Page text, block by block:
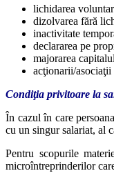
lichidarea
dizolvarea fără
inactivitate
declararea pe
majorarea
acţionarii/asociaţii
Condiţia privitoare la
În cazul în care
cu un singur salariat, al
Pentru scopurile
microîntreprinderilor